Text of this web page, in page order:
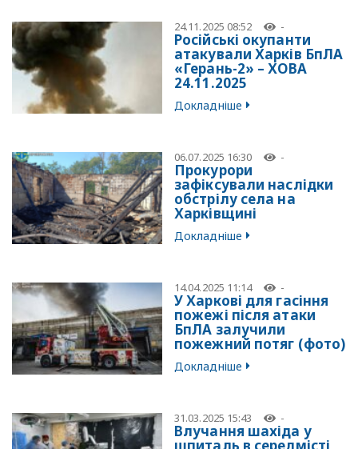
24.11.2025 08:52 -
Російські окупанти
атакували Харків БпЛА
«Герань-2» – ХОВА
24.11.2025
Докладніше
06.07.2025 16:30 -
Прокурори
зафіксували наслідки
обстрілу села на
Харківщині
Докладніше
14.04.2025 11:14 -
У Харкові для гасіння
пожежі після атаки
БпЛА залучили
пожежний потяг (фото)
Докладніше
31.03.2025 15:43 -
Влучання шахіда у
шпиталь в середмісті